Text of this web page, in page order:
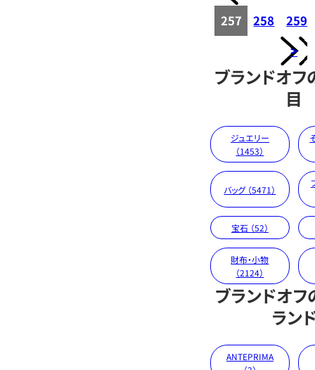
257
258
259
>
ブランドオ
目
ジュエリー
（1453）
バッグ （5471）
宝石 （52）
財布・小物
（2124）
ブランドオ
ラン
ANTEPRIMA